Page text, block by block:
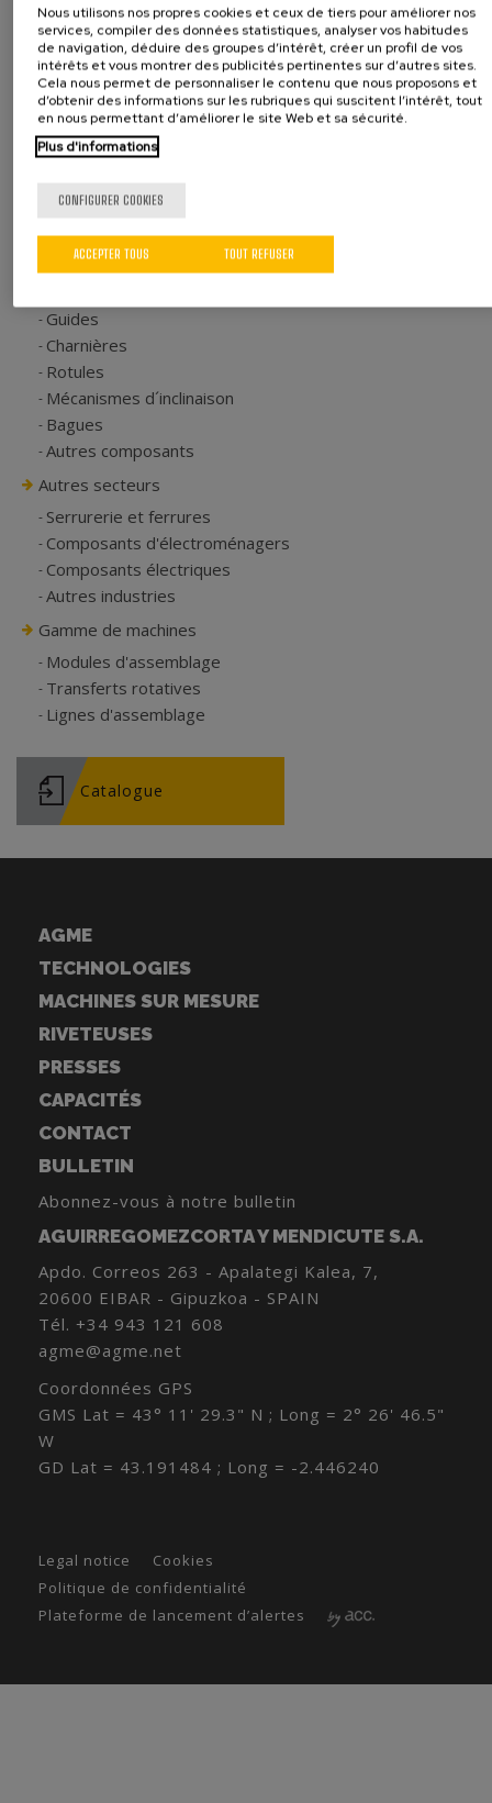
d'optimiser les temps de production
Amélioration de l'efficacité et de la productivité
des processus
Machine robuste et compacte qui permet
d'économiser de l'espace au sol
Machine flexible adaptée à différents modèles
Guides
Charnières
Rotules
Mécanismes d´inclinaison
Bagues
Autres composants
Autres secteurs
Serrurerie et ferrures
Composants d'électroménagers
Composants électriques
Autres industries
Gamme de machines
Modules d'assemblage
Transferts rotatives
Lignes d'assemblage
Catalogue
AGME
TECHNOLOGIES
MACHINES SUR MESURE
RIVETEUSES
PRESSES
CAPACITÉS
CONTACT
BULLETIN
Abonnez-vous à notre bulletin
AGUIRREGOMEZCORTA Y MENDICUTE S.A.
Apdo. Correos 263 - Apalategi Kalea, 7,
20600 EIBAR - Gipuzkoa - SPAIN
Tél. +34 943 121 608
agme@agme.net
Coordonnées GPS
GMS Lat = 43° 11' 29.3" N ; Long = 2° 26' 46.5"
W
GD Lat = 43.191484 ; Long = -2.446240
Legal notice
Cookies
Politique de confidentialité
Plateforme de lancement d’alertes
Nous utilisons nos propres cookies et ceux de tiers pour améliorer nos
services, compiler des données statistiques, analyser vos habitudes
de navigation, déduire des groupes d’intérêt, créer un profil de vos
intérêts et vous montrer des publicités pertinentes sur d’autres sites.
Cela nous permet de personnaliser le contenu que nous proposons et
d’obtenir des informations sur les rubriques qui suscitent l’intérêt, tout
en nous permettant d’améliorer le site Web et sa sécurité.
Plus d'informations
CONFIGURER COOKIES
TOUT REFUSER
ACCEPTER TOUS